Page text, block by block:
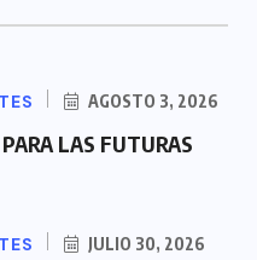
AGOSTO 3, 2026
LAS FUTURAS
JULIO 30, 2026